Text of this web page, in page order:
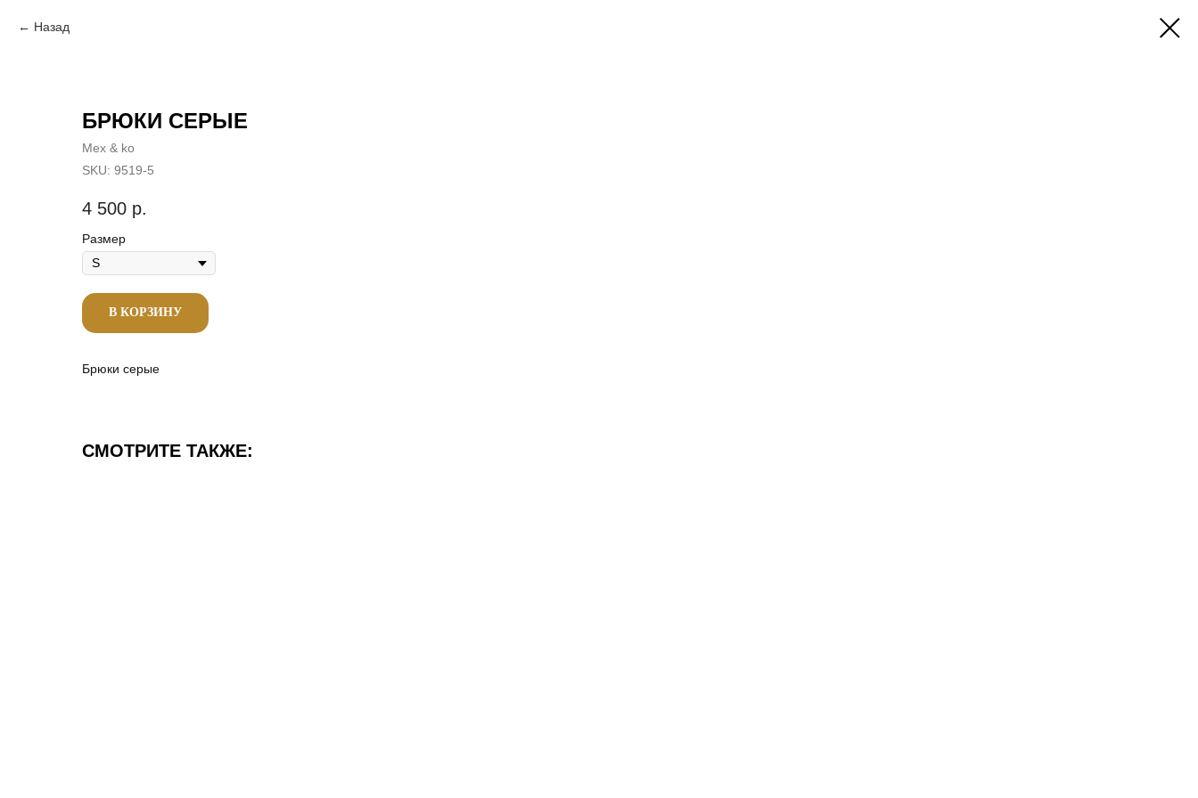
Назад
БРЮКИ СЕРЫЕ
Mex & ko
SKU: 9519-5
4 500 р.
Размер
В КОРЗИНУ
Брюки серые
СМОТРИТЕ ТАКЖЕ: